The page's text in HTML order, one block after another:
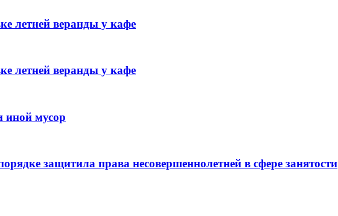
летней веранды у кафе
летней веранды у кафе
мусор
защитила права несовершеннолетней в сфере занятости